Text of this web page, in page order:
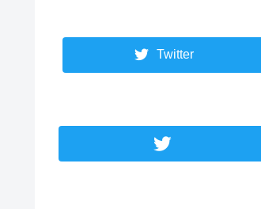
Twitter